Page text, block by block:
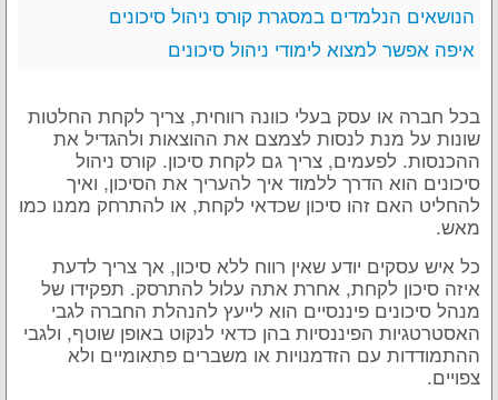
הנושאים הנלמדים במסגרת קורס ניהול סיכונים
איפה אפשר למצוא לימודי ניהול סיכונים
בכל חברה או עסק בעלי כוונה רווחית, צריך לקחת החלטות
שונות על מנת לנסות לצמצם את ההוצאות ולהגדיל את
ההכנסות. לפעמים, צריך גם לקחת סיכון. קורס ניהול
סיכונים הוא הדרך ללמוד איך להעריך את הסיכון, ואיך
להחליט האם זהו סיכון שכדאי לקחת, או להתרחק ממנו כמו
מאש.
כל איש עסקים יודע שאין רווח ללא סיכון, אך צריך לדעת
איזה סיכון לקחת, אחרת אתה עלול להתרסק. תפקידו של
מנהל סיכונים פיננסיים הוא לייעץ להנהלת החברה לגבי
האסטרטגיות הפיננסיות בהן כדאי לנקוט באופן שוטף, ולגבי
ההתמודדות עם הזדמנויות או משברים פתאומיים ולא
צפויים.